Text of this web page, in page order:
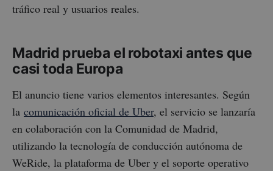
tráfico real y usuarios reales.
Madrid prueba el robotaxi antes que
casi toda Europa
El anuncio tiene varios elementos interesantes. Según
la comunicación oficial de Uber, el servicio se lanzaría
en colaboración con la Comunidad de Madrid,
utilizando la tecnología de conducción autónoma de
WeRide, la plataforma de Uber y el soporte operativo